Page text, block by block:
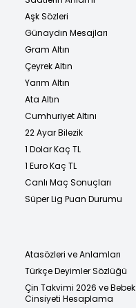
Aşk Sözleri
Günaydın Mesajları
Gram Altın
Çeyrek Altın
Yarım Altın
Ata Altın
Cumhuriyet Altını
22 Ayar Bilezik
1 Dolar Kaç TL
1 Euro Kaç TL
Canlı Maç Sonuçları
Süper Lig Puan Durumu
Atasözleri ve Anlamları
Türkçe Deyimler Sözlüğü
Çin Takvimi 2026 ve Bebek
Cinsiyeti Hesaplama